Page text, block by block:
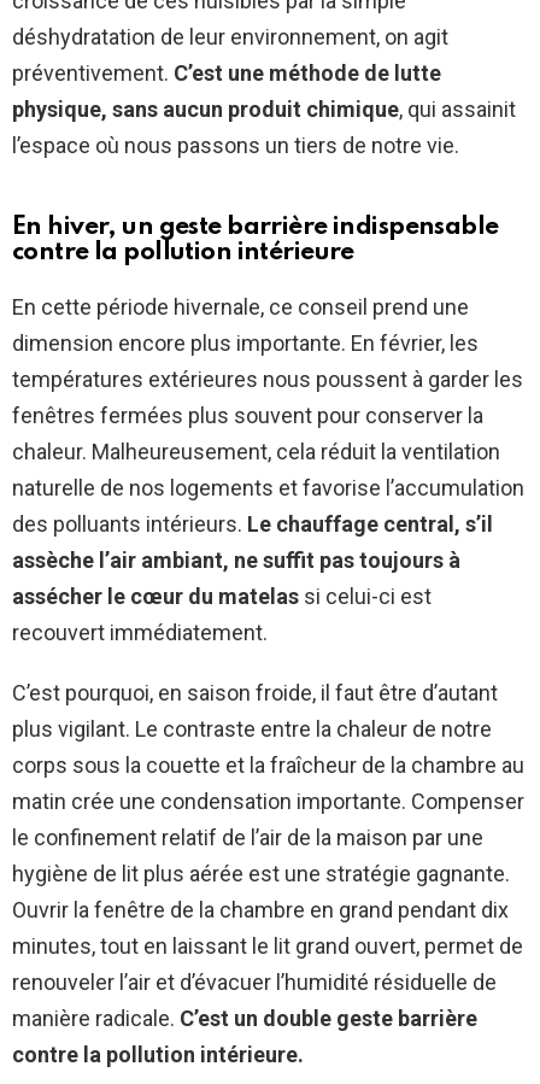
déshydratation de leur environnement, on agit
préventivement. C’est une méthode de lutte
physique, sans aucun produit chimique, qui assainit
l’espace où nous passons un tiers de notre vie.
En hiver, un geste barrière indispensable
contre la pollution intérieure
En cette période hivernale, ce conseil prend une
dimension encore plus importante. En février, les
températures extérieures nous poussent à garder les
fenêtres fermées plus souvent pour conserver la
chaleur. Malheureusement, cela réduit la ventilation
naturelle de nos logements et favorise l’accumulation
des polluants intérieurs. Le chauffage central, s’il
assèche l’air ambiant, ne suffit pas toujours à
assécher le cœur du matelas si celui-ci est
recouvert immédiatement.
C’est pourquoi, en saison froide, il faut être d’autant
plus vigilant. Le contraste entre la chaleur de notre
corps sous la couette et la fraîcheur de la chambre au
matin crée une condensation importante. Compenser
le confinement relatif de l’air de la maison par une
hygiène de lit plus aérée est une stratégie gagnante.
Ouvrir la fenêtre de la chambre en grand pendant dix
minutes, tout en laissant le lit grand ouvert, permet de
renouveler l’air et d’évacuer l’humidité résiduelle de
manière radicale. C’est un double geste barrière
contre la pollution intérieure.